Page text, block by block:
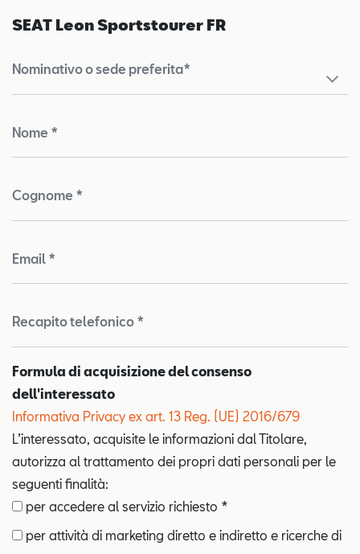
SEAT Leon Sportstourer FR
Nominativo o sede preferita*
Nome *
Cognome *
Email *
Recapito telefonico *
Formula di acquisizione del consenso
dell'interessato
Informativa Privacy ex art. 13 Reg. (UE) 2016/679
L’interessato, acquisite le informazioni dal Titolare,
autorizza al trattamento dei propri dati personali per le
seguenti finalità:
per accedere al servizio richiesto *
per attività di marketing diretto e indiretto e ricerche di